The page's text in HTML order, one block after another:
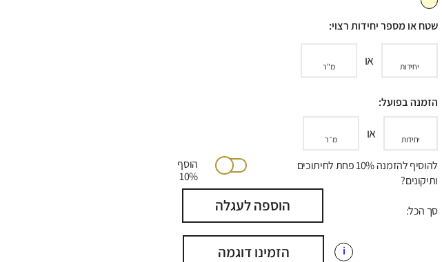
שטח או מספר יחידות רצוי:
יחידות או מ"ר
הזמנה בפועל:
יחידות או מ״ר
להוסיף להזמנה 10% פחת לחיתוכים
ותיקונים?
הוסף
10%
סך הכל: הוספה לעגלה
הזמינו דוגמה i